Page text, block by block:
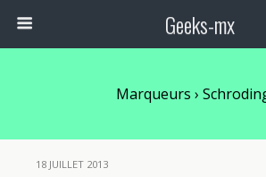
Geeks-mx
Marqueurs ›
18 JUILLET 2013